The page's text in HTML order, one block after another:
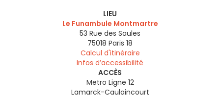
LIEU
Le Funambule Montmartre
53 Rue des Saules
75018 Paris 18
Calcul d'itinéraire
Infos d’accessibilité
ACCÈS
Metro Ligne 12
Lamarck-Caulaincourt